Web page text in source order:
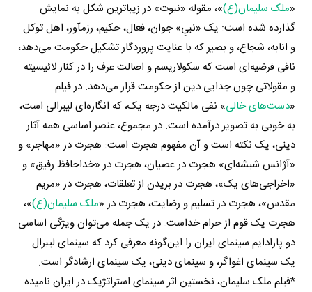
«ملک سلیمان(ع)»، مقوله «نبوت» در زیباترین شکل به نمایش
گذارده شده است: یک «نبیِ» جوان، فعال، حکیم، رزم‎آور، اهل توکل
و انابه، شجاع، و بصیر که با عنایت پروردگار تشکیل حکومت می‌دهد،
نافی فرضیه‌ای است که سکولاریسم و اصالت عرف را در کنار لائیسیته
و مقولاتی چون جدایی دین از حکومت قرار می‌دهد. در فیلم
«دست‌های خالی» نفی مالکیت درجه یک، که انگاره‌ای لیبرالی است،
به خوبی به تصویر درآمده است. در مجموع، عنصر اساسی همه‌ آثار
دینی، یک نکته است و آن مفهوم هجرت است: هجرت در «مهاجر» و
«آژانس شیشه‌ای» هجرت در عصیان، هجرت در «خداحافظ رفیق» و
«اخراجی‌های یک»، هجرت در بریدن از تعلقات، هجرت در «مریم
مقدس»، هجرت در تسلیم و رضایت، هجرت در «ملک سلیمان(ع)»،
هجرت یک قوم از حرام خداست. در یک جمله می‌توان ویژگی اساسی
دو پارادایم سینمای ایران را این‌گونه معرفی کرد که سینمای لیبرال
یک سینمای اغواگر، و سینمای دینی، یک سینمای ارشادگر است.
*فیلم ملک سلیمان، نخستین اثر سینمای استراتژیک در ایران نامیده